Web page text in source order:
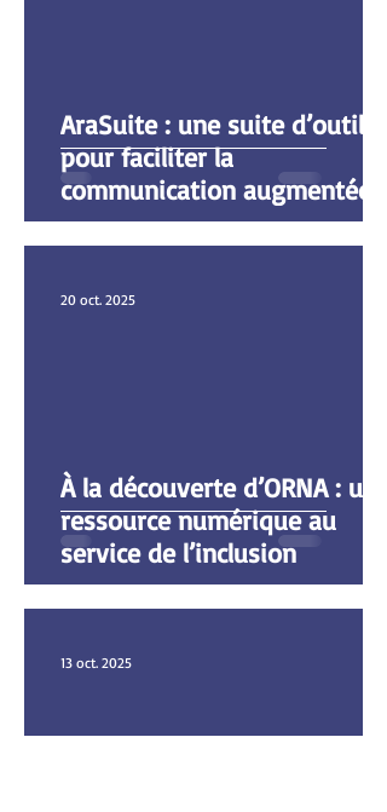
AraSuite : une suite d’outils
pour faciliter la
communication augmentée
et alternative
À la découverte d’ORNA : une
ressource numérique au
service de l’inclusion
20 oct. 2025
13 oct. 2025